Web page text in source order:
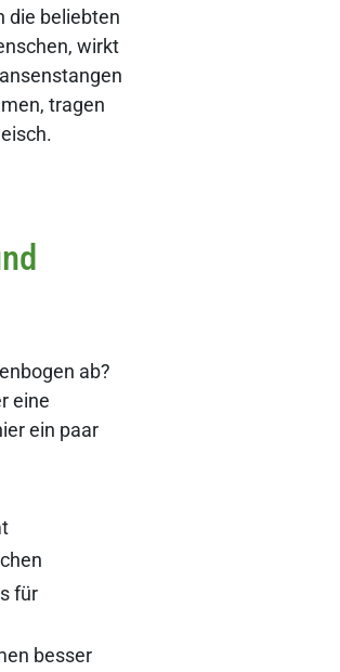
die beliebten
wirkt
tragen
ab?
eine
ein paar
für
besser